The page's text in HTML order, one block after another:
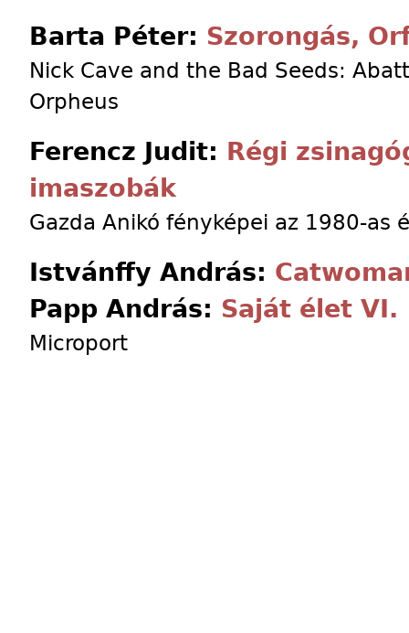
Barta Péter: Szorongás,
Nick Cave and the Bad Seeds:
Orpheus
Ferencz Judit: Régi
imaszobák
Gazda Anikó fényképei az 1980-as
Istvánffy András:
Papp András: Saját élet VI.
Microport